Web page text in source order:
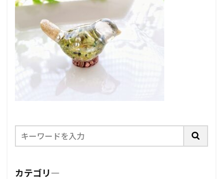
カテゴリ―